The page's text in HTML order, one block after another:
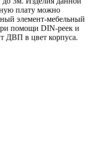
плату можно
элемент-мебельный
помощи DIN-реек и
ДВП в цвет корпуса.